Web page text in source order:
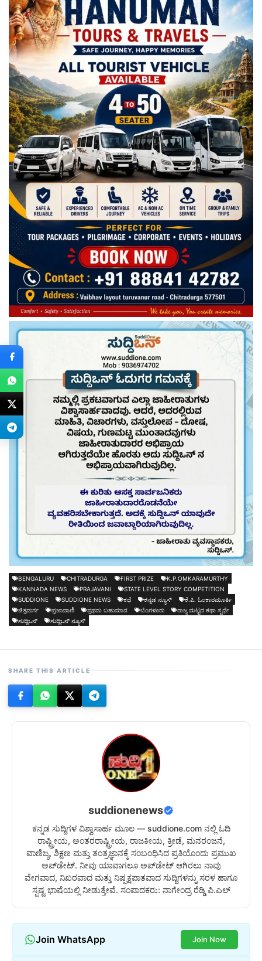
BENGALURU CHITRADURGA FIRST PRIZE
K.P.OMKARAMURTHY
KANNADA NEWS
PRAJAVANI
STATE LEVEL STORY COMPETITION
SUDDIONE
SUDDIONE NEWS ಕಥೆ ಕನ್ನಡ ನ್ಯೂಸ್
ಕೆ.ಪಿ. ಓಂಕಾರಮೂರ್ತಿ
ಚಿತ್ರದುರ್ಗ
ಪ್ರಜಾವಾಣಿ ಪ್ರಥಮ ಬಹುಮಾನ ಬೆಂಗಳೂರು
ರಾಜ್ಯ ಮಟ್ಟದ ಕಥಾ ಸ್ಪರ್ಧೆ
ಸುದ್ದಿಒನ್
ಸುದ್ದಿಒನ್ ನ್ಯೂಸ್
SHARE THIS ARTICLE
suddionenews
ಕನ್ನಡ ಸುದ್ದಿಗಳ ವಿಶ್ವಾಸಾರ್ಹ ಮೂಲ — suddione.com ನಲ್ಲಿ ಓದಿ
ರಾಷ್ಟ್ರೀಯ, ಅಂತರರಾಷ್ಟ್ರೀಯ, ರಾಜಕೀಯ, ಕ್ರೀಡೆ, ಮನರಂಜನೆ,
ವಾಣಿಜ್ಯ, ಶಿಕ್ಷಣ ಮತ್ತು ತಂತ್ರಜ್ಞಾನಕ್ಕೆ ಸಂಬಂಧಿಸಿದ ಪ್ರತಿಯೊಂದು ಪ್ರಮುಖ
ಅಪ್‌ಡೇಟ್. ನೀವು ಯಾವಾಗಲೂ ಅಪ್‌ಡೇಟ್ ಆಗಿರಲು ನಾವು
ವೇಗವಾದ, ನಿಖರವಾದ ಮತ್ತು ನಿಷ್ಪಕ್ಷಪಾತವಾದ ಸುದ್ದಿಗಳನ್ನು ಸರಳ ಹಾಗೂ
ಸ್ಪಷ್ಟ ಭಾಷೆಯಲ್ಲಿ ನೀಡುತ್ತೇವೆ. ಸಂಪಾದಕರು: ನಾಗೇಂದ್ರ ರೆಡ್ಡಿ ಪಿ.ಎಲ್
Join WhatsApp Join Now